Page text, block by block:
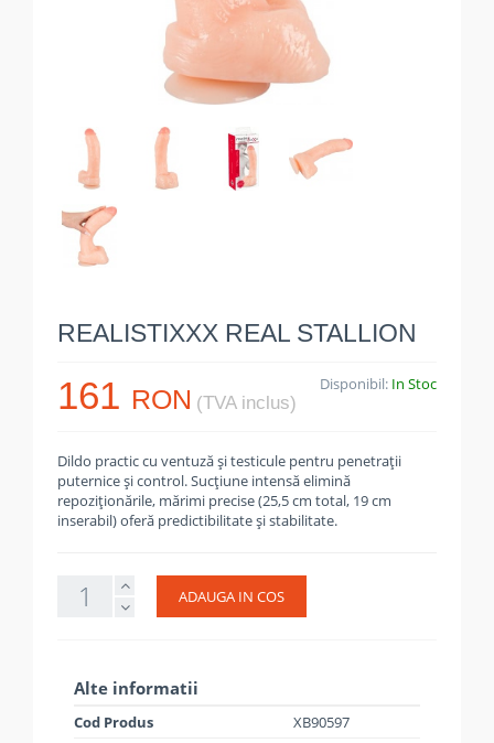
REALISTIXXX REAL STALLION
161 RON (TVA inclus)
Disponibil: In Stoc
Dildo practic cu ventuză și testicule pentru penetrații
puternice și control. Sucțiune intensă elimină
repoziționările, mărimi precise (25,5 cm total, 19 cm
inserabil) oferă predictibilitate și stabilitate.
ADAUGA IN COS
Alte informatii
Cod Produs
XB90597